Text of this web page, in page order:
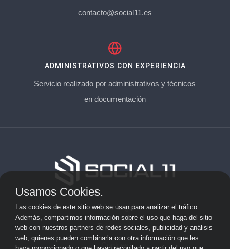
contacto@social11.es
ADMINISTRATIVOS CON EXPERIENCIA
Servicio realizado por administrativos y técnicos
en documentación
Aviso Legal
Privacidad
Cookies
Usamos Cookies.
Las cookies de este sitio web se usan para analizar el tráfico.
Además, compartimos información sobre el uso que haga del sitio
web con nuestros partners de redes sociales, publicidad y análisis
web, quienes pueden combinarla con otra información que les